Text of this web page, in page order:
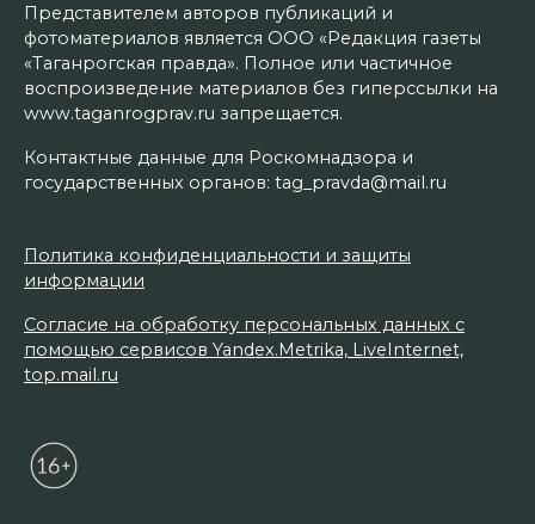
Представителем авторов публикаций и
фотоматериалов является ООО «Редакция газеты
«Таганрогская правда». Полное или частичное
воспроизведение материалов без гиперссылки на
www.taganrogprav.ru запрещается.
Контактные данные для Роскомнадзора и
государственных органов: tag_pravda@mail.ru
Политика конфиденциальности и защиты
информации
Согласие на обработку персональных данных с
помощью сервисов Yandex.Metrika, LiveInternet,
top.mail.ru